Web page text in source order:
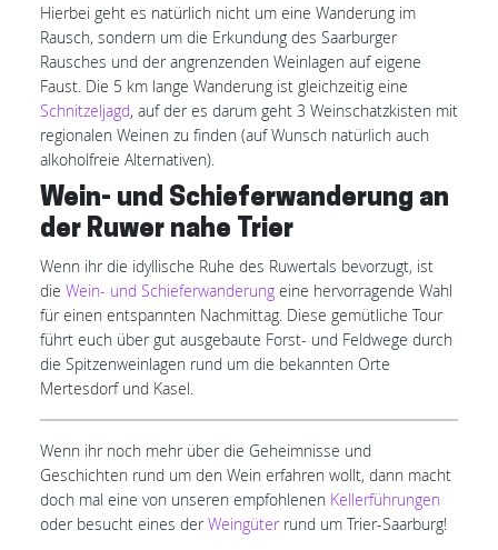
Hierbei geht es natürlich nicht um eine Wanderung im
Rausch, sondern um die Erkundung des Saarburger
Rausches und der angrenzenden Weinlagen auf eigene
Faust. Die 5 km lange Wanderung ist gleichzeitig eine
Schnitzeljagd, auf der es darum geht 3 Weinschatzkisten mit
regionalen Weinen zu finden (auf Wunsch natürlich auch
alkoholfreie Alternativen).
Wein- und Schieferwanderung an
der Ruwer nahe Trier
Wenn ihr die idyllische Ruhe des Ruwertals bevorzugt, ist
die Wein- und Schieferwanderung eine hervorragende Wahl
für einen entspannten Nachmittag. Diese gemütliche Tour
führt euch über gut ausgebaute Forst- und Feldwege durch
die Spitzenweinlagen rund um die bekannten Orte
Mertesdorf und Kasel.
Wenn ihr noch mehr über die Geheimnisse und
Geschichten rund um den Wein erfahren wollt, dann macht
doch mal eine von unseren empfohlenen Kellerführungen
oder besucht eines derWeingüter rund um Trier-Saarburg!